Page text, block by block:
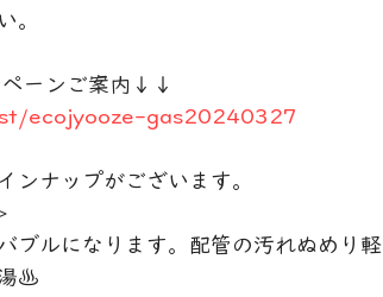
。
ペーンご案内↓↓
ecojyooze-gas20240327
ナップがございます。
ブルになります。配管の汚れぬめり軽
湯♨️